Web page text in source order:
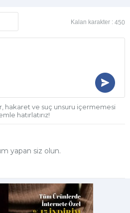
Kalan karakter : 450
hakaret ve suç unsuru içermemesi
hatırlatırız!
yapan siz olun.